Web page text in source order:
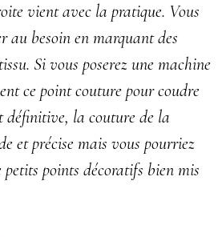
vient avec la pratique. Vous
au besoin en marquant des
Si vous poserez une machine
ce point couture pour coudre
définitive, la couture de la
et précise mais vous pourriez
points décoratifs bien mis